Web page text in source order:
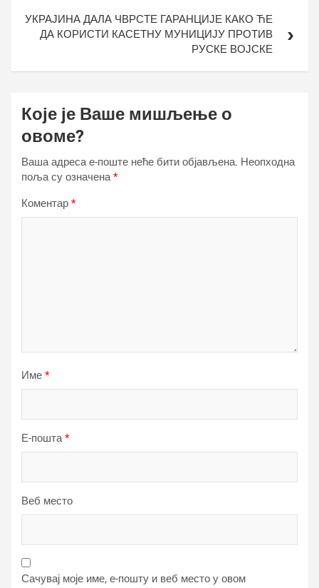
УКРАЈИНА ДАЛА ЧВРСТЕ ГАРАНЦИЈЕ КАКО ЋЕ
ДА КОРИСТИ КАСЕТНУ МУНИЦИЈУ ПРОТИВ
РУСКЕ ВОЈСКЕ
Које је Ваше мишљење о
овоме?
Ваша адреса е-поште неће бити објављена. Неопходна
поља су означена*
Коментар *
Име *
Е-пошта*
Веб место
Сачувај моје име, е-пошту и веб место у овом